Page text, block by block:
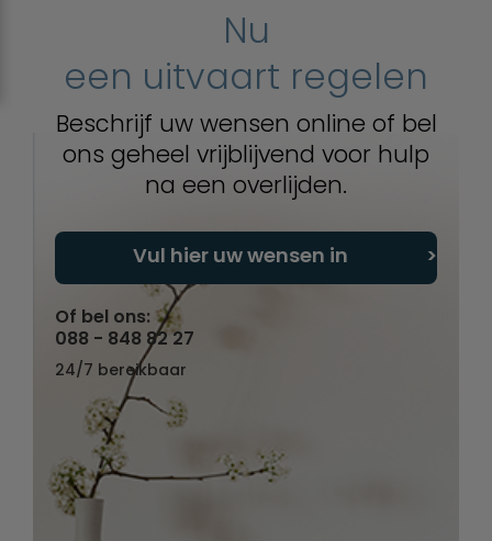
Nu
een uitvaart regelen
Beschrijf uw wensen online of bel
ons geheel vrijblijvend voor hulp
na een overlijden.
Vul hier uw wensen in
Of bel ons:
088 - 848 82 27
24/7 bereikbaar